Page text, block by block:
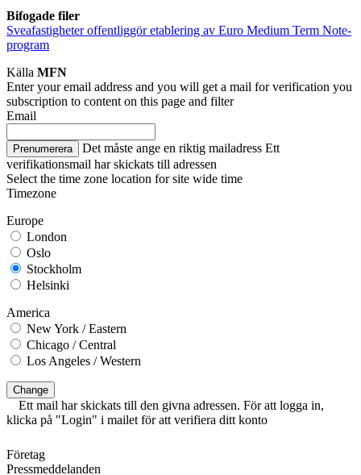
Bifogade filer
Sveafastigheter offentliggör etablering av Euro Medium Term Note-
program
Källa MFN
Enter your email address and you will get a mail for verification you
subscription to content on this page and filter
Email
Prenumerera Det måste ange en riktig mailadress Ett
verifikationsmail har skickats till adressen
Select the time zone location for site wide time
Timezone
Europe
London
Oslo
Stockholm
Helsinki
America
New York / Eastern
Chicago / Central
Los Angeles / Western
Change
Ett mail har skickats till den givna adressen. För att logga in,
klicka på "Login" i mailet för att verifiera ditt konto
Företag
Pressmeddelanden